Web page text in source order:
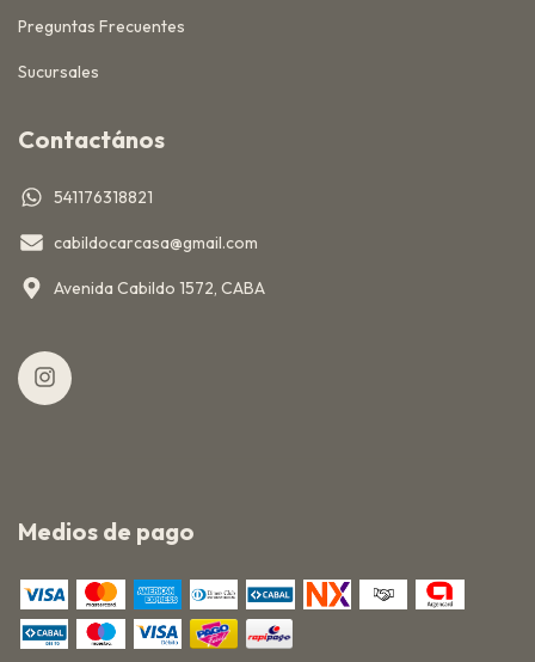
Preguntas Frecuentes
Sucursales
Contactános
541176318821
cabildocarcasa@gmail.com
Avenida Cabildo 1572, CABA
Medios de pago